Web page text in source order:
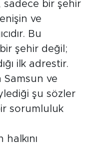
sadece bir şehir
ve
Bu
şehir değil;
ilk adrestir.
Samsun ve
şu sözler
sorumluluk